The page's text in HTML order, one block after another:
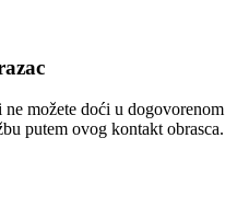
možete doći u dogovorenom
putem ovog kontakt obrasca.